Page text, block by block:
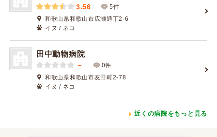
3.56
5件
和歌山県和歌山市広瀬通丁2-6
イヌ / ネコ
田中動物病院
－
0件
和歌山県和歌山市友田町2-78
イヌ / ネコ
近くの病院をもっと見る